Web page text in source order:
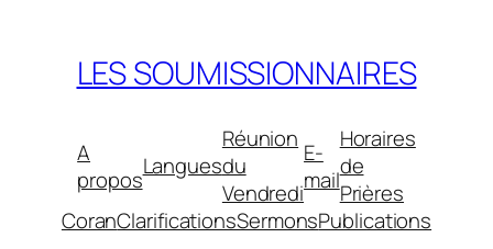
contenuLES SOUMISSIONNAIRES
A
proposLangues
Réunion
du
Vendredi
E-
mail
Horaires
de
Prières
CoranClarificationsSermonsPublications